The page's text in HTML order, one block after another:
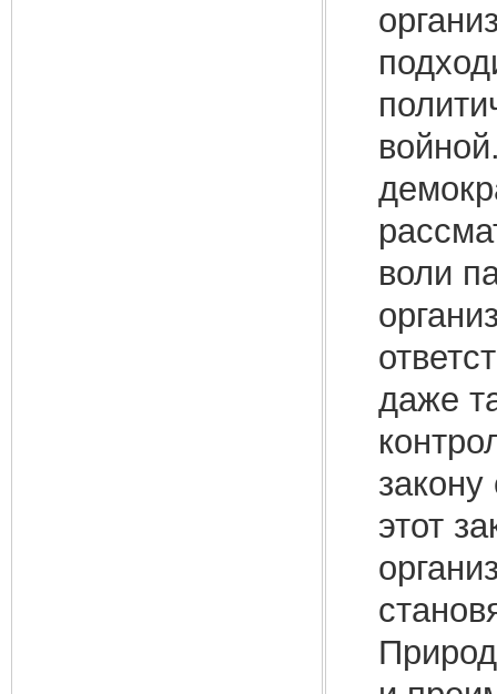
воли
даже
этот